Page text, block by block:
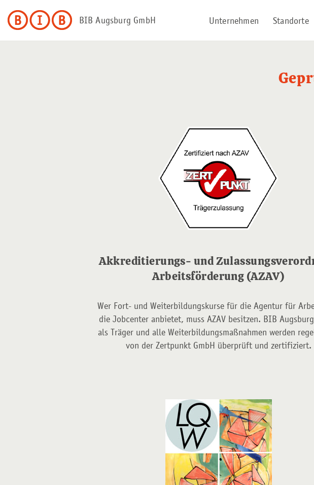
Zum
Inhalt
BIB Augsburg GmbH Unternehmen Standorte
Akkreditierungs- und
Arbeitsförderung (AZAV)
Wer Fort- und Weiterbildungskurse für die Agentur für
die Jobcenter anbietet, muss AZAV besitzen. BIB
als Träger und alle Weiterbildungsmaßnahmen werden
von der Zertpunkt GmbH überprüft und zertifiziert.